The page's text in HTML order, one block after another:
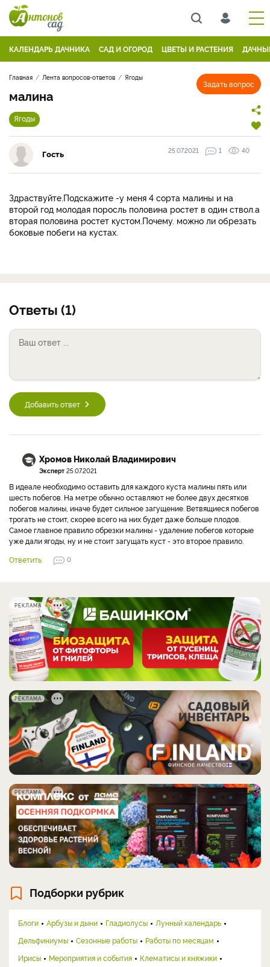
КАЛЕНДАРЬ ДАЧНИКА САД И ОГОРОД ЦВЕТЫ И РАСТЕНИЯ
Задать вопрос
Главная Лента вопросов-ответов Ягоды
малина
Ягоды
Гость 25.07.2021 1 40
Здраствуйте.Подскажите -у меня 4 сорта малины и на
второй год молодая поросль половина ростет в один ствол.а
вторая половина ростет кустом.Почему. можно ли обрезать
боковые побеги на кустах.
Ответы (1)
Добавить ответ
Хромов Николай Владимирович
Эксперт 25.07.2021
В идеале необходимо оставить для каждого куста малины пять или
шесть побегов. На метре обычно оставляют не более двух десятков
побегов малины, иначе будет сильное загущение. Ветвящиеся побегов
трогать не стоит, скорее всего на них будет даже больше плодов.
Самое главное правило обрезки малины - удаление побегов которые
уже дали ягоды, ну и не стоит загущать куст - это второе правило.
Ответить
0
РЕКЛАМА
РЕКЛАМА
РЕКЛАМА
Подборки рубрик
Блоги Арбузы и дыни Гладиолусы
Лунный календарь
Дельфиниумы
Сезонные работы
Работы по месяцам
Ирисы
Мероприятия и события
Клематисы и княжики